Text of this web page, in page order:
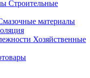
Строительные
материалы
Хозяйственные